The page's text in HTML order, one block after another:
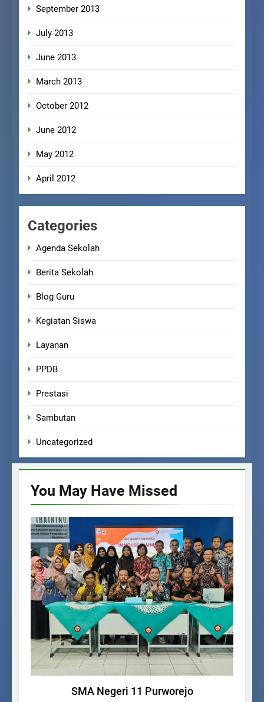
September 2013
July 2013
June 2013
March 2013
October 2012
June 2012
May 2012
April 2012
Categories
Agenda Sekolah
Berita Sekolah
Blog Guru
Kegiatan Siswa
Layanan
PPDB
Prestasi
Sambutan
Uncategorized
You May Have Missed
UNCATEGORIZED
SMA Negeri 11 Purworejo